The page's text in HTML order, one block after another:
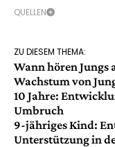
QUELLEN
ZU DIESEM THEMA:
Wann hören Jungs
Wachstum von
10 Jahre:
Umbruch
9-jähriges Kind:
Unterstützung in